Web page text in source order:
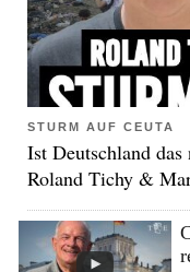
STURM AUF CEUTA
Ist Deutschland
Roland Tichy &